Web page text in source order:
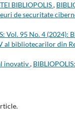
BIBLIOPOLIS,
de securitate
Vol. 95 No. 4 (2024):
al bibliotecarilor din
inovativ,